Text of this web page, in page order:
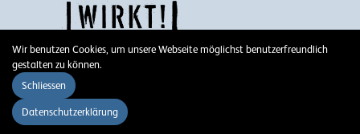
© 2026 DOJ
Impressum
Disclaimer
Wir benutzen Cookies, um unsere Webseite möglichst benutzerfreundlich
gestalten zu können.
Schliessen
Datenschutzerklärung